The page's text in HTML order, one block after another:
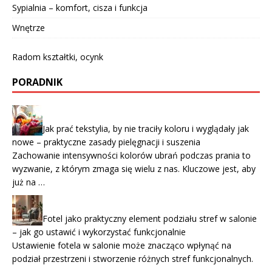
Sypialnia – komfort, cisza i funkcja
Wnętrze
Radom kształtki, ocynk
PORADNIK
Jak prać tekstylia, by nie traciły koloru i wyglądały jak
nowe – praktyczne zasady pielęgnacji i suszenia
Zachowanie intensywności kolorów ubrań podczas prania to
wyzwanie, z którym zmaga się wielu z nas. Kluczowe jest, aby
już na …
Fotel jako praktyczny element podziału stref w salonie
– jak go ustawić i wykorzystać funkcjonalnie
Ustawienie fotela w salonie może znacząco wpłynąć na
podział przestrzeni i stworzenie różnych stref funkcjonalnych.